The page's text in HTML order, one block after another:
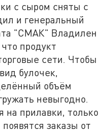
с сыром сняты с
и генеральный
"СМАК" Владилен
продукт
сети. Чтобы
булочек,
объём
невыгодно.
на прилавки, только
заказы от